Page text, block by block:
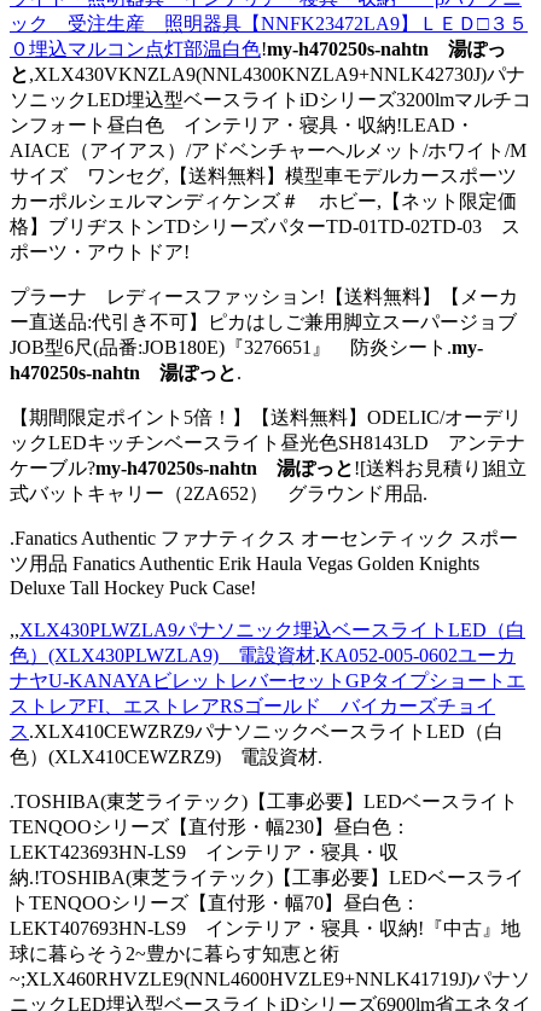
ック 受注生産 照明器具【NNFK23472LA9】ＬＥＤ□３５
０埋込マルコン点灯部温白色!my-h470250s-nahtn 湯ぽっ
と,XLX430VKNZLA9(NNL4300KNZLA9+NNLK42730J)パナ
ソニックLED埋込型ベースライトiDシリーズ3200lmマルチコ
ンフォート昼白色 インテリア・寝具・収納!LEAD・
AIACE（アイアス）/アドベンチャーヘルメット/ホワイト/M
サイズ ワンセグ,【送料無料】模型車モデルカースポーツ
カーポルシェルマンディケンズ＃ ホビー,【ネット限定価
格】ブリヂストンTDシリーズパターTD-01TD-02TD-03 ス
ポーツ・アウトドア!
プラーナ レディースファッション!【送料無料】【メーカ
ー直送品:代引き不可】ピカはしご兼用脚立スーパージョブ
JOB型6尺(品番:JOB180E)『3276651』 防炎シート.my-
h470250s-nahtn 湯ぽっと.
【期間限定ポイント5倍！】【送料無料】ODELIC/オーデリ
ックLEDキッチンベースライト昼光色SH8143LD アンテナ
ケーブル?my-h470250s-nahtn 湯ぽっと![送料お見積り]組立
式バットキャリー（2ZA652） グラウンド用品.
.Fanatics Authentic ファナティクス オーセンティック スポー
ツ用品 Fanatics Authentic Erik Haula Vegas Golden Knights
Deluxe Tall Hockey Puck Case!
,,XLX430PLWZLA9パナソニック埋込ベースライトLED（白
色）(XLX430PLWZLA9) 電設資材.KA052-005-0602ユーカ
ナヤU-KANAYAビレットレバーセットGPタイプショートエ
ストレアFI、エストレアRSゴールド バイカーズチョイ
ス.XLX410CEWZRZ9パナソニックベースライトLED（白
色）(XLX410CEWZRZ9) 電設資材.
.TOSHIBA(東芝ライテック)【工事必要】LEDベースライト
TENQOOシリーズ【直付形・幅230】昼白色：
LEKT423693HN-LS9 インテリア・寝具・収
納.!TOSHIBA(東芝ライテック)【工事必要】LEDベースライ
トTENQOOシリーズ【直付形・幅70】昼白色：
LEKT407693HN-LS9 インテリア・寝具・収納!『中古』地
球に暮らそう2~豊かに暮らす知恵と術
~;XLX460RHVZLE9(NNL4600HVZLE9+NNLK41719J)パナソ
ニックLED埋込型ベースライトiDシリーズ6900lm省エネタイ